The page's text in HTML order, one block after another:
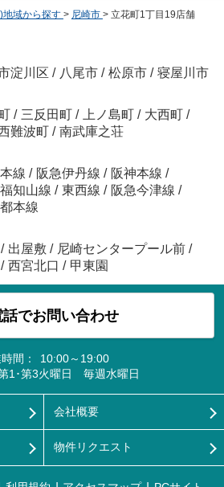
地域から探す > 尼崎市 > 立花町1丁目19店舗
淀川区 / 八尾市 / 松原市 / 寝屋川市
/ 三反田町 / 上ノ島町 / 大西町 /
難波町 / 南武庫之荘
線 / 阪急伊丹線 / 阪神本線 /
福知山線 / 東西線 / 阪急今津線 /
本線
/ 出屋敷 / 尼崎センタープール前 /
/ 西宮北口 / 甲東園
話でお問い合わせ
間：
10:00～19:00
1･第3火曜日 毎週水曜日
会社概要
物件リクエスト